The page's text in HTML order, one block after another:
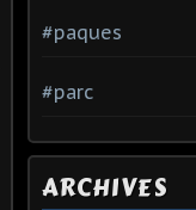
#paques
#parc
ARCHIVES